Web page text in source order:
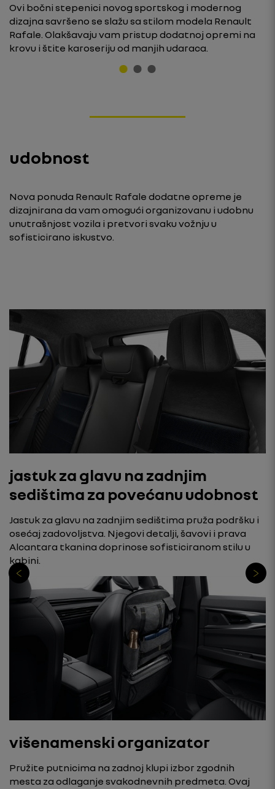
Ovi bočni stepenici novog sportskog i modernog
dizajna savršeno se slažu sa stilom modela Renault
Rafale. Olakšavaju vam pristup dodatnoj opremi na
krovu i štite karoseriju od manjih udaraca.
udobnost
Nova ponuda Renault Rafale dodatne opreme je
dizajnirana da vam omogući organizovanu i udobnu
unutrašnjost vozila i pretvori svaku vožnju u
sofisticirano iskustvo.
jastuk za glavu na zadnjim
sedištima za povećanu udobnost
Jastuk za glavu na zadnjim sedištima pruža podršku i
osećaj zadovoljstva. Njegovi detalji, šavovi i prava
Alcantara tkanina doprinose sofisticiranom stilu u
kabini.
višenamenski organizator
Pružite putnicima na zadnoj klupi izbor zgodnih
mesta za odlaganje svakodnevnih predmeta. Ovaj